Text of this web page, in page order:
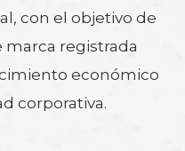
con el objetivo de
marca registrada
económico
corporativa.